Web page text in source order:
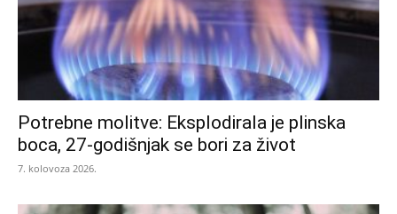
Potrebne molitve: Eksplodirala je plinska
boca, 27-godišnjak se bori za život
7. kolovoza 2026.